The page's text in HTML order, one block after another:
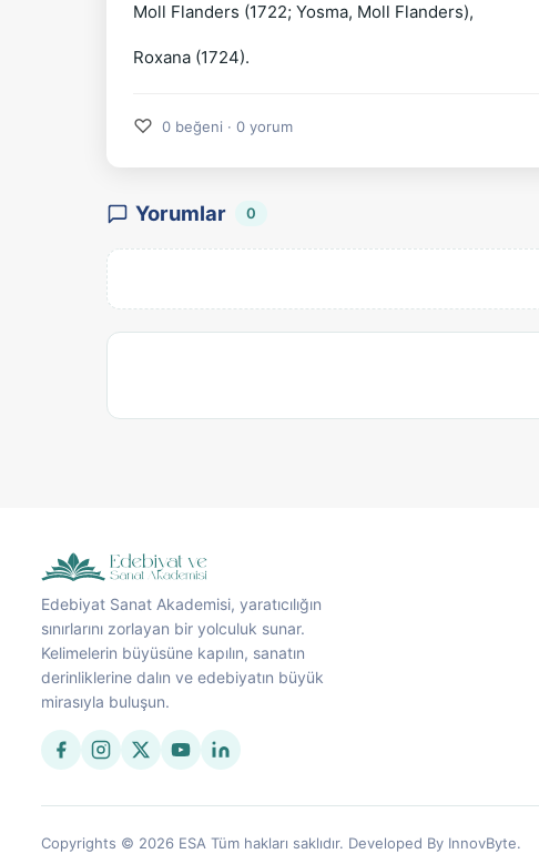
Moll Flanders (1722; Yosma, Moll Flanders),
Roxana (1724).
♡ 0 beğeni · 0 yorum
Yorumlar 0
Edebiyat Sanat Akademisi, yaratıcılığın
sınırlarını zorlayan bir yolculuk sunar.
Kelimelerin büyüsüne kapılın, sanatın
derinliklerine dalın ve edebiyatın büyük
mirasıyla buluşun.
Copyrights © 2026 ESA Tüm hakları saklıdır. Developed By InnovByte.